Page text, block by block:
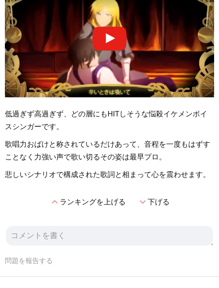
低過ぎず高過ぎず、どの層にもHITしそうな悩殺イケメンボイ
スシンガーです。
歌唱力おばけと称されているだけあって、音程を一度もはずす
ことなく力強い声で歌い切るその姿は最早プロ。
悲しいシナリオで構成された歌詞と相まって心を震わせます。
expand_lessランキングを上げる expand_more下げる
問題を報告する